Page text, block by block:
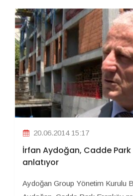
20.06.2014 15:17
İrfan Aydoğan, Cadde Park
anlatıyor
Aydoğan Group Yönetim Kurulu